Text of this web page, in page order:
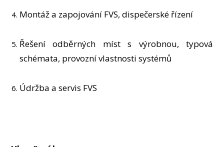
Montáž a zapojování FVS, dispečerské řízení
Řešení odběrných míst s výrobnou, typová
schémata, provozní vlastnosti systémů
Údržba a servis FVS